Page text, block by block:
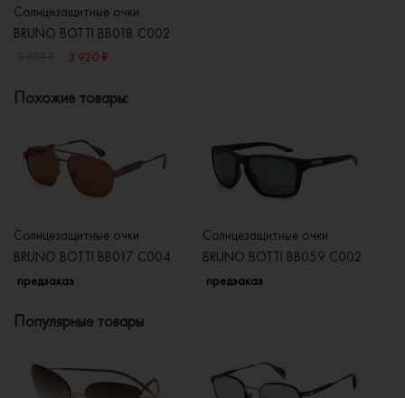
Солнцезащитные очки
BRUNO BOTTI BB018 C002
3 920 ₽
Похожие товары:
Солнцезащитные очки
BRUNO BOTTI BB017 C004
предзаказ
Солнцезащитные очки
BRUNO BOTTI BB059 C002
предзаказ
Популярные товары